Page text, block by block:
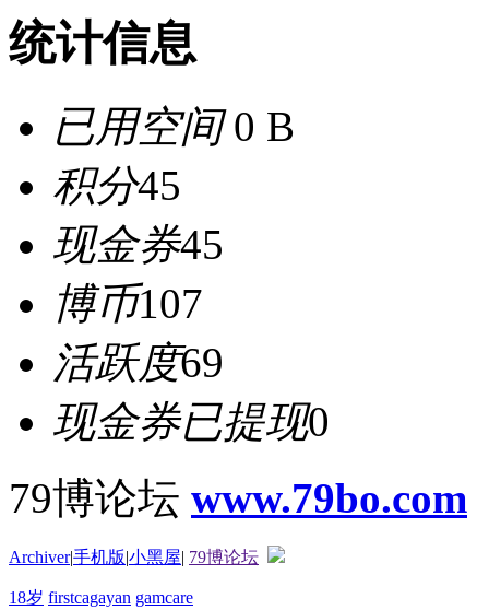
统计信息
已用空间0 B
积分45
现金券45
博币107
活跃度69
现金券已提现0
79博论坛 www.79bo.com
Archiver|手机版|小黑屋| 79博论坛
18岁 firstcagayan gamcare